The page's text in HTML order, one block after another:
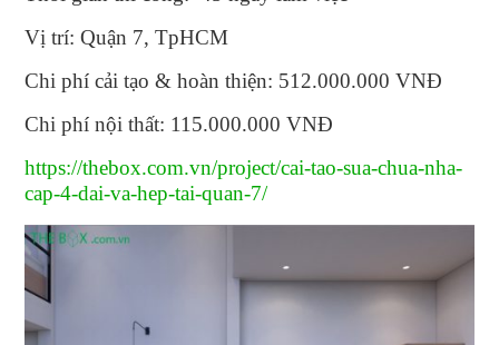
Vị trí: Quận 7, TpHCM
Chi phí cải tạo & hoàn thiện: 512.000.000 VNĐ
Chi phí nội thất: 115.000.000 VNĐ
https://thebox.com.vn/project/cai-tao-sua-chua-nha-
cap-4-dai-va-hep-tai-quan-7/